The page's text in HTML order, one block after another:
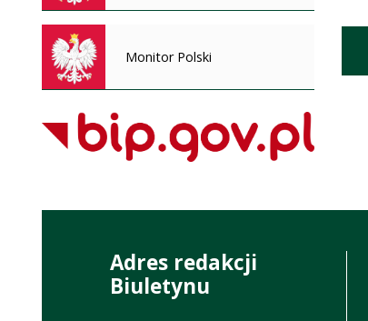
Monitor Polski
Adres redakcji
Biuletynu